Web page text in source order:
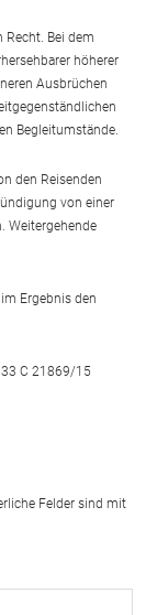
Recht. Bei dem
höherer
Ausbrüchen
Begleitumstände.
den Reisenden
von einer
Weitergehende
Ergebnis den
C 21869/15
Felder sind mit